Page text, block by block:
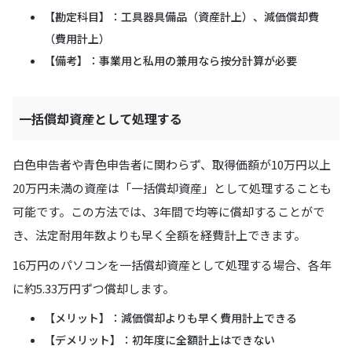
【勘定科目】：工具器具備品（資産計上）、減価償却費
（費用計上）
【備考】：事業用と私用の兼用なら按分計算が必要
一括償却資産として処理する
白色申告者や青色申告者に関わらず、取得価額が10万円以上
20万円未満の資産は「一括償却資産」として処理することも
可能です。この方法では、3年間で均等に償却することがで
き、法定耐用年数よりも早く全額を経費計上できます。
16万円のパソコンを一括償却資産として処理する場合、各年
に約5.33万円ずつ償却します。
【メリット】：減価償却よりも早く費用計上できる
【デメリット】：初年度に全額計上はできない